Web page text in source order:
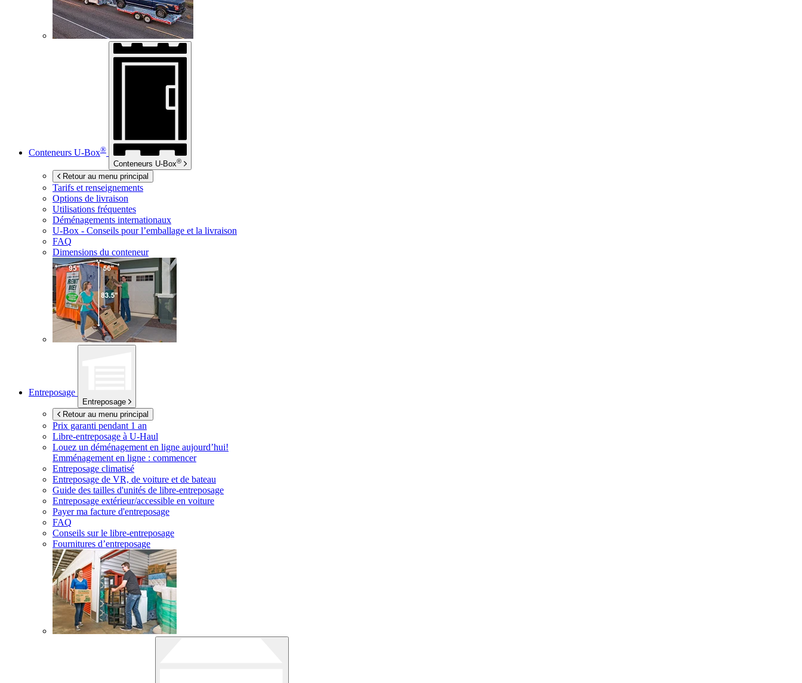
Conteneurs U-Box®
Conteneurs U-Box®
Retour au menu principal
Tarifs et renseignements
Options de livraison
Utilisations fréquentes
Déménagements internationaux
U-Box - Conseils pour l’emballage et la livraison
FAQ
Dimensions du conteneur
Entreposage
Entreposage
Retour au menu principal
Prix garanti pendant 1 an
Libre-entreposage à U-Haul
Louez un déménagement en ligne aujourd’hui!
Emménagement en ligne : commencer
Entreposage climatisé
Entreposage de VR, de voiture et de bateau
Guide des tailles d'unités de libre-entreposage
Entreposage extérieur/accessible en voiture
Payer ma facture d'entreposage
FAQ
Conseils sur le libre-entreposage
Fournitures d’entreposage